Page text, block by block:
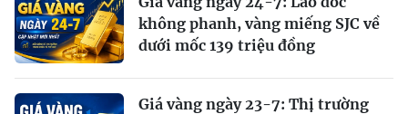
không phanh, vàng miếng SJC về
dưới mốc 139 triệu đồng
Giá vàng ngày 23-7: Thị trường